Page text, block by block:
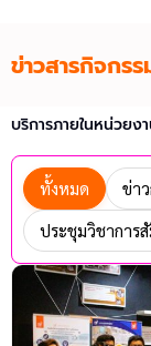
ข่าวสารกิจกร
บริการภายในหน่วยง
ทั้งหมด ข่า
ประชุมวิชาการ